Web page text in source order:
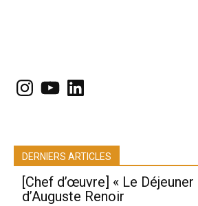
Instagram
YouTubeLinkedIn
DERNIERS ARTICLES
[Chef d’œuvre] « Le
d’Auguste Renoir